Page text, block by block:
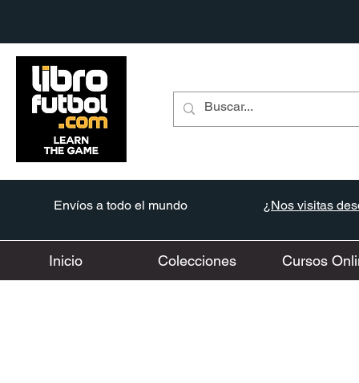
Envíos a todo el mundo ¿Nos visitas
Inicio Colecciones Cursos